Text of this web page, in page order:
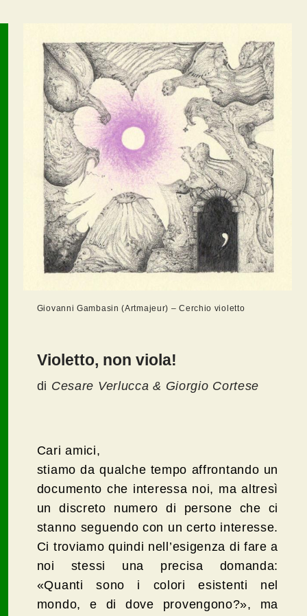
Giovanni Gambasin (Artmajeur) – Cerchio violetto
Violetto, non viola!
di Cesare Verlucca & Giorgio Cortese
Cari amici,
stiamo da qualche tempo affrontando un
documento che interessa noi, ma altresì
un discreto numero di persone che ci
stanno seguendo con un certo interesse.
Ci troviamo quindi nell’esigenza di fare a
noi stessi una precisa domanda:
«Quanti sono i colori esistenti nel
mondo, e di dove provengono?», ma